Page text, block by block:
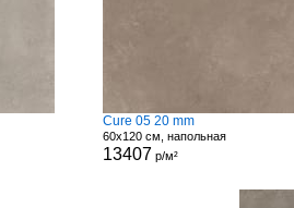
Cure 05 20 mm
60x120 см, напольная
13407 р/м²